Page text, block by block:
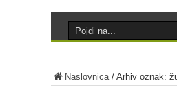
Naslovnica/ Arhiv oznak: